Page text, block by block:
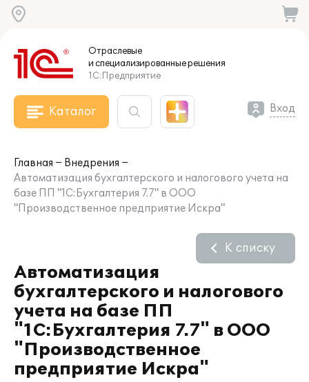
Отраслевые
и специализированныерешения
1С:Предприятие
Каталог Вход
Главная
Внедрения
Автоматизация бухгалтерского и налогового учета на
базе ПП "1С:Бухгалтерия 7.7" в ООО
"Производственное предприятие Искра"
Автоматизация
бухгалтерского и налогового
учета на базе ПП
"1С:Бухгалтерия 7.7" в ООО
"Производственное
предприятие Искра"
К списку